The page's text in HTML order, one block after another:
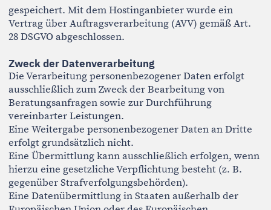
kontaktieren, gehe ich davon aus, dass Sie mit der
Kommunikation über dieses Medium einverstanden
sind, sofern Sie dem nicht ausdrücklich
widersprechen.
Speicherdauer
Personenbezogene Daten werden nur so lange
gespeichert, wie dies zur Erfüllung vertraglicher oder
gesetzlicher Verpflichtungen erforderlich ist.
Ihre Rechte nach DSGVO
Sie haben folgende Rechte hinsichtlich Ihrer
personenbezogenen Daten:
Auskunft (Art. 15 DSGVO)
Sie haben das Recht, Auskunft über die von mir
verarbeiteten personenbezogenen Daten zu erhalten.
Berichtigung (Art. 16 DSGVO)
Sie können die Berichtigung unrichtiger oder
unvollständiger personenbezogener Daten verlangen.